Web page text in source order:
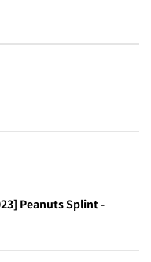
Peanuts Splint -